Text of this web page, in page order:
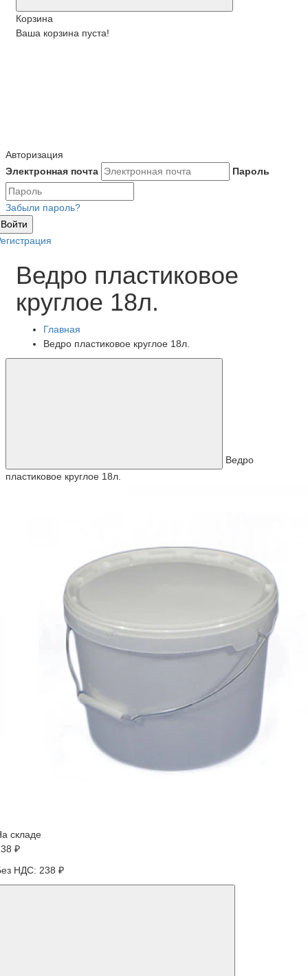
Корзина
Ваша корзина пуста!
Авторизация
Электронная почта
Пароль
Забыли пароль?
Войти
Ведро пластиковое
круглое 18л.
Главная
Ведро пластиковое круглое 18л.
Ведро
пластиковое круглое 18л.
складе
₽
НДС: 238 ₽